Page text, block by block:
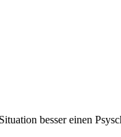
besser einen